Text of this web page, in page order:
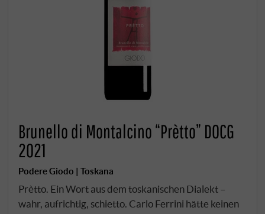
Brunello di Montalcino “Prètto” DOCG
2021
Podere Giodo | Toskana
Prètto. Ein Wort aus dem toskanischen Dialekt –
wahr, aufrichtig, schietto. Carlo Ferrini hätte keinen